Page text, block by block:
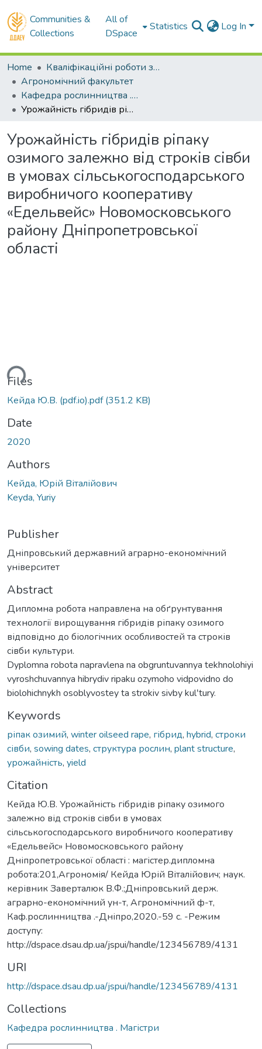
Communities &
Collections
All of
DSpace
Statistics Log In
Home
Кваліфікаційні роботи здобувачів вищої освіти
Агрономічний факультет
Кафедра рослинництва . Магістри
Урожайність гібридів ріпаку озимого залежно від строків сівби в умовах сільськогосподарського виробничого кооперативу «Едельвейс» Новомосковського району Дніпропетровської області
Урожайність гібридів ріпаку
озимого залежно від строків сівби
в умовах сільськогосподарського
виробничого кооперативу
«Едельвейс» Новомосковського
району Дніпропетровської
області
Files
Кейда Ю.В. (pdf.io).pdf(351.2 KB)
Date
2020
Authors
Кейда, Юрій Віталійович
Keydа, Yuriy
Publisher
Дніпровський державний аграрно-економічний
університет
Abstract
Дипломна робота направлена на обґрунтування
технології вирощування гібридів ріпаку озимого
відповідно до біологічних особливостей та строків
сівби культури.
Dyplomna robota napravlena na obgruntuvannya tekhnolohiyi
vyroshchuvannya hibrydiv ripaku ozymoho vidpovidno do
biolohichnykh osoblyvostey ta strokiv sivby kulʹtury.
Keywords
ріпак озимий, winter oilseed rape, гібрид, hybrid, строки
сівби, sowing dates, структура рослин, plant structure,
урожайність, yield
Citation
Кейда Ю.В. Урожайність гібридів ріпаку озимого
залежно від строків сівби в умовах
сільськогосподарського виробничого кооперативу
«Едельвейс» Новомосковського району
Дніпропетровської області : магістер.дипломна
робота:201,Агрономія/ Кейда Юрій Віталійович; наук.
керівник Заверталюк В.Ф.;Дніпровський держ.
аграрно-економічний ун-т, Агрономічний ф-т,
Каф.рослинництва .-Дніпро,2020.-59 с. -Режим
доступу:
http://dspace.dsau.dp.ua/jspui/handle/123456789/4131
URI
http://dspace.dsau.dp.ua/jspui/handle/123456789/4131
Collections
Кафедра рослинництва . Магістри